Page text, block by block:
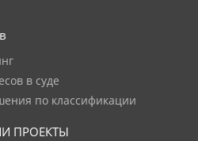
в суде
по классификации
ПРОЕКТЫ